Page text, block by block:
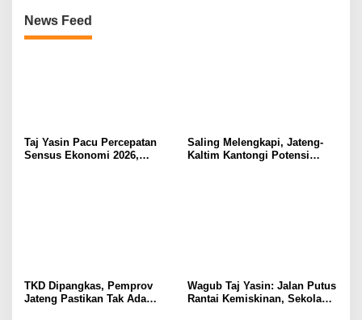
News Feed
Taj Yasin Pacu Percepatan
Sensus Ekonomi 2026,
Saling Melengkapi, Jateng-
Kaltim Kantongi Potensi
TKD Dipangkas, Pemprov
Jateng Pastikan Tak Ada
Wagub Taj Yasin: Jalan Putus
Rantai Kemiskinan, Sekolah